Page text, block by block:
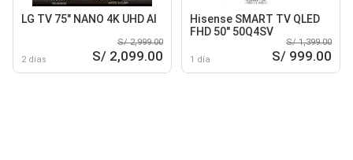
LG TV 75" NANO 4K UHD AI
2 días
S/ 2,999.00
S/ 2,099.00
Hisense SMART TV QLED
FHD 50" 50Q4SV
1 día
S/ 1,399.00
S/ 999.00